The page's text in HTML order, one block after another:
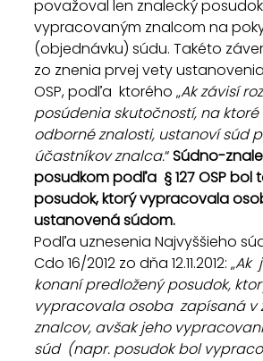
považoval len znalecký posudok
vypracovaným znalcom na
(objednávku) súdu. Takéto
zo znenia prvej vety ustanovenia
OSP, podľa  ktorého „Ak závisí
posúdenia skutočností, na
odborné znalosti, ustanoví súd
účastníkov znalca.“ Súdno-
posudkom podľa  § 127 OSP bol
posudok, ktorý vypracovala
ustanovená súdom.
Podľa uznesenia Najvyššieho
Cdo 16/2012 zo dňa 12.11.2012: „Ak
konaní predložený posudok,
vypracovala osoba  zapísaná v
znalcov, avšak jeho
súd  (napr. posudok bol